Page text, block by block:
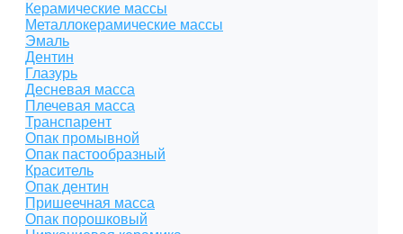
Керамические массы
Металлокерамические массы
Эмаль
Дентин
Глазурь
Десневая масса
Плечевая масса
Транспарент
Опак промывной
Опак пастообразный
Краситель
Опак дентин
Пришеечная масса
Опак порошковый